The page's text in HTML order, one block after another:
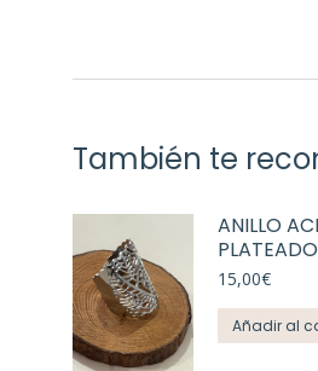
También te
ANILLO
PLATEADO
15,00€
Añadir al